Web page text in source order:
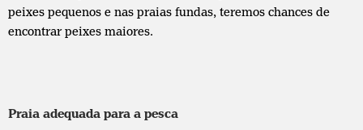
peixes pequenos e nas praias fundas, teremos chances de
encontrar peixes maiores.
Praia adequada para a pesca